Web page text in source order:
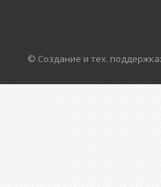
© Создание и тех.